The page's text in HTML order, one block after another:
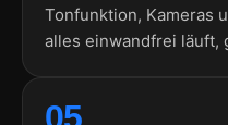
Tonfunktion, Kameras
alles einwandfrei läuft,
05